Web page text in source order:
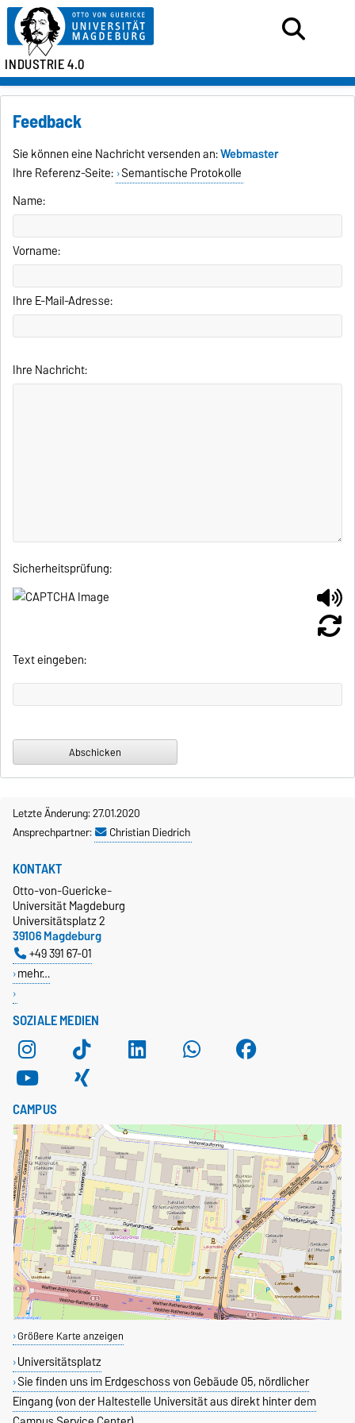
INDUSTRIE 4.0
Feedback
Sie können eine Nachricht versenden an:Webmaster
Ihre Referenz-Seite: Semantische Protokolle
Name:
Vorname:
Ihre E-Mail-Adresse:
Ihre Nachricht:
Sicherheitsprüfung:
Text eingeben:
Letzte Änderung: 27.01.2020
Ansprechpartner:
Christian Diedrich
SOZIALE MEDIEN
KONTAKT
Otto-von-Guericke-
Universität Magdeburg
Universitätsplatz 2
39106 Magdeburg
+49 391 67-01
mehr…
CAMPUS
Größere Karte anzeigen
Universitätsplatz
Sie finden uns im Erdgeschoss von Gebäude 05, nördlicher
Eingang (von der Haltestelle Universität aus direkt hinter dem